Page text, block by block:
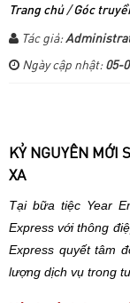
Trang chủ/Góc
Tác giả:
Ngày cập nhật:05-
KỶ NGUYÊN MỚI
XA
Tại bữa tiệc Year
Express với thông
Express quyết tâm
lượng dịch vụ trong